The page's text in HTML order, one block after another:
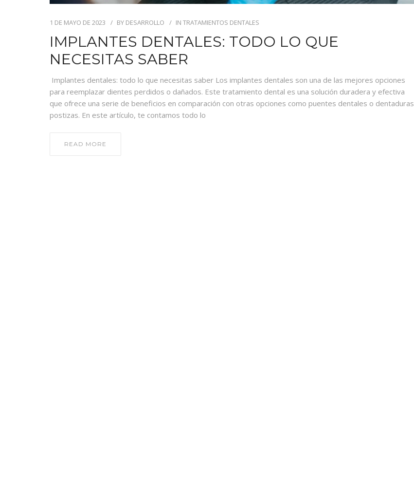
1 DE MAYO DE 2023 BY DESARROLLO IN TRATAMIENTOS DENTALES
IMPLANTES DENTALES: TODO LO QUE
NECESITAS SABER
Implantes dentales: todo lo que necesitas saber Los implantes dentales son una de las mejores opciones
para reemplazar dientes perdidos o dañados. Este tratamiento dental es una solución duradera y efectiva
que ofrece una serie de beneficios en comparación con otras opciones como puentes dentales o dentaduras
postizas. En este artículo, te contamos todo lo
READ MORE